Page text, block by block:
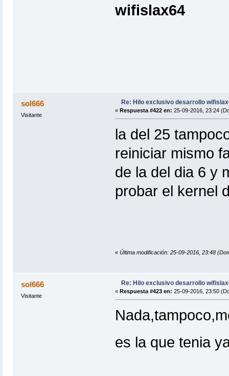
wifislax64
sol666
Visitante
Re: Hilo exclusivo desarrollo
« Respuesta #422 en: 25-09-2016, 23:24
la del 25
reiniciar mismo
de la del dia 6 y
probar el kernel
« Última modificación: 25-09-2016, 23:48
sol666
Visitante
Re: Hilo exclusivo desarrollo
« Respuesta #423 en: 25-09-2016, 23:50
es la que tenia